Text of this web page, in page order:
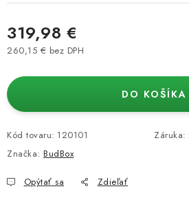
319,98 €
260,15 € bez DPH
DO KOŠÍKA
Kód tovaru: 120101 Záruka:
Značka: BudBox
Opýtať sa Zdieľať